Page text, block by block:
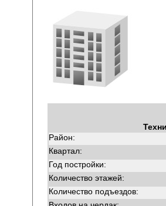
Район:
Квартал:
Год постройки:
Количество этажей:
Количество подъездов: